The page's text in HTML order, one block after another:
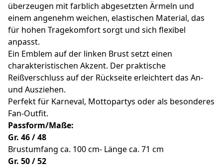
überzeugen mit farblich abgesetzten Ärmeln und
einem angenehm weichen, elastischen Material, das
für hohen Tragekomfort sorgt und sich flexibel
anpasst.
Ein Emblem auf der linken Brust setzt einen
charakteristischen Akzent. Der praktische
Reißverschluss auf der Rückseite erleichtert das An-
und Ausziehen.
Perfekt für Karneval, Mottopartys oder als besonderes
Fan-Outfit.
Passform/Maße:
Gr. 46 / 48
Brustumfang ca. 100 cm- Länge ca. 71 cm
Gr. 50 / 52